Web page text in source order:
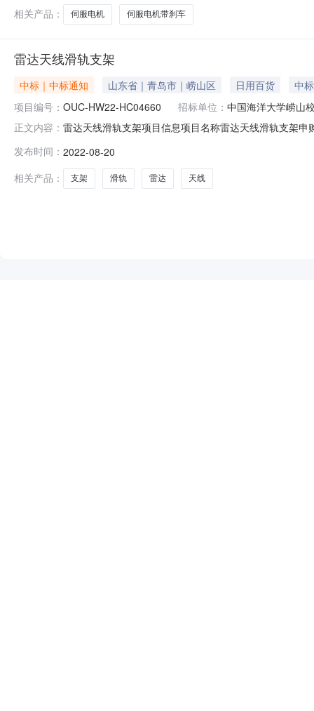
相关产品：
伺服电机 伺服电机带刹车
雷达天线滑轨支架
中标｜中标通知 山东省｜青岛市｜崂山区 日用百货
中
项目编号： OUC-HW22-HC04660 招标单位： 中国海洋大学崂山
正文内容： 雷达天线滑轨支架项目信息项目名称雷达天线滑轨支架
司供应商地址采购清单序号名称规格型号数量1X轴同步
发布时间： 2022-08-20
相关产品：
支架 滑轨 雷达 天线